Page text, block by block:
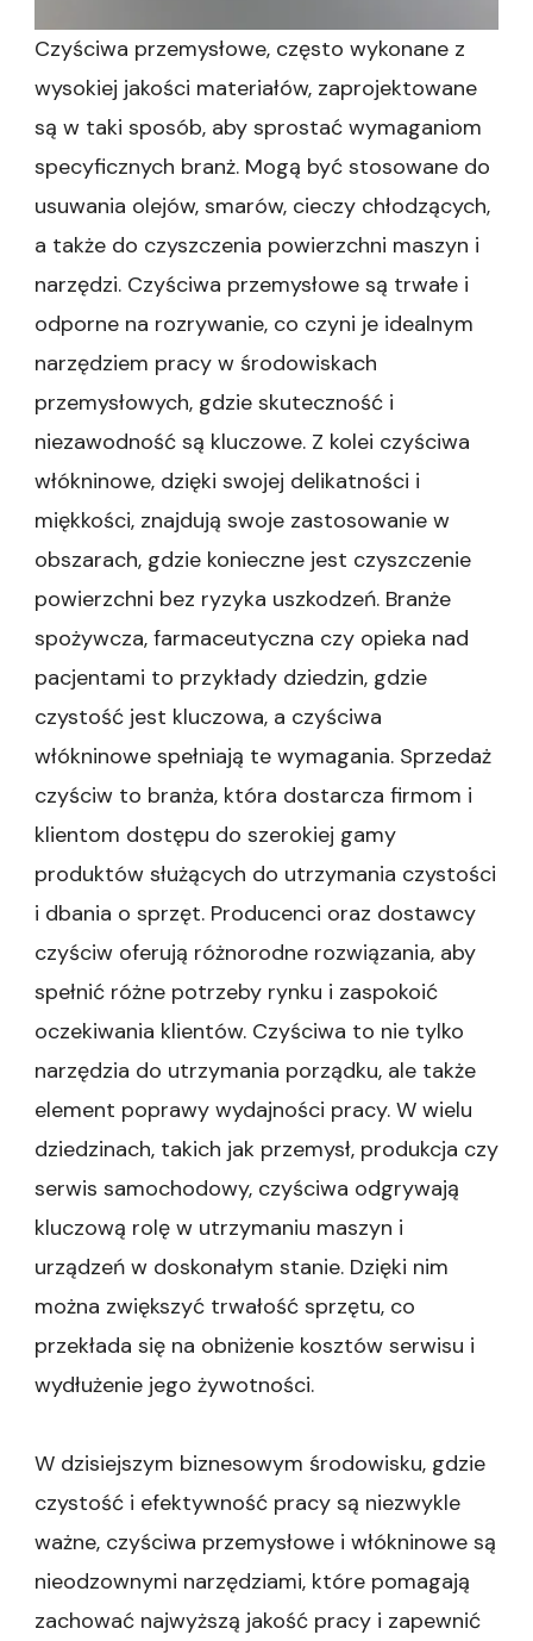
Czyściwa przemysłowe, często wykonane z
wysokiej jakości materiałów, zaprojektowane
są w taki sposób, aby sprostać wymaganiom
specyficznych branż. Mogą być stosowane do
usuwania olejów, smarów, cieczy chłodzących,
a także do czyszczenia powierzchni maszyn i
narzędzi. Czyściwa przemysłowe są trwałe i
odporne na rozrywanie, co czyni je idealnym
narzędziem pracy w środowiskach
przemysłowych, gdzie skuteczność i
niezawodność są kluczowe. Z kolei czyściwa
włókninowe, dzięki swojej delikatności i
miękkości, znajdują swoje zastosowanie w
obszarach, gdzie konieczne jest czyszczenie
powierzchni bez ryzyka uszkodzeń. Branże
spożywcza, farmaceutyczna czy opieka nad
pacjentami to przykłady dziedzin, gdzie
czystość jest kluczowa, a czyściwa
włókninowe spełniają te wymagania. Sprzedaż
czyściw to branża, która dostarcza firmom i
klientom dostępu do szerokiej gamy
produktów służących do utrzymania czystości
i dbania o sprzęt. Producenci oraz dostawcy
czyściw oferują różnorodne rozwiązania, aby
spełnić różne potrzeby rynku i zaspokoić
oczekiwania klientów. Czyściwa to nie tylko
narzędzia do utrzymania porządku, ale także
element poprawy wydajności pracy. W wielu
dziedzinach, takich jak przemysł, produkcja czy
serwis samochodowy, czyściwa odgrywają
kluczową rolę w utrzymaniu maszyn i
urządzeń w doskonałym stanie. Dzięki nim
można zwiększyć trwałość sprzętu, co
przekłada się na obniżenie kosztów serwisu i
wydłużenie jego żywotności.
W dzisiejszym biznesowym środowisku, gdzie
czystość i efektywność pracy są niezwykle
ważne, czyściwa przemysłowe i włókninowe są
nieodzownymi narzędziami, które pomagają
zachować najwyższą jakość pracy i zapewnić